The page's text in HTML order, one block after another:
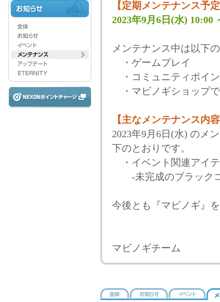
【定期メンテナンス予
2023年9月6日(水) 10:00
メンテナンス中は以下
・ゲームプレイ
・コミュニティポイ
・マビノギショップ
【主なメンテナンス内
2023年9月6日(水) のメ
下のとおりです。
・イベント関連アイ
-未完成のブラック
今後とも『マビノギ』
マビノギチーム